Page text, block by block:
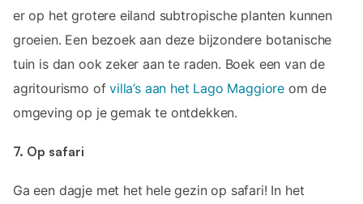
er op het grotere eiland subtropische planten kunnen
groeien. Een bezoek aan deze bijzondere botanische
tuin is dan ook zeker aan te raden. Boek een van de
agritourismo ofvilla’s aan het Lago Maggiore om de
omgeving op je gemak te ontdekken.
7. Op safari
Ga een dagje met het hele gezin op safari! In het